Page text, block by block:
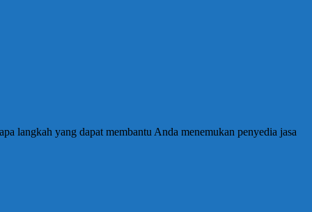
langkah yang dapat membantu Anda menemukan penyedia jasa